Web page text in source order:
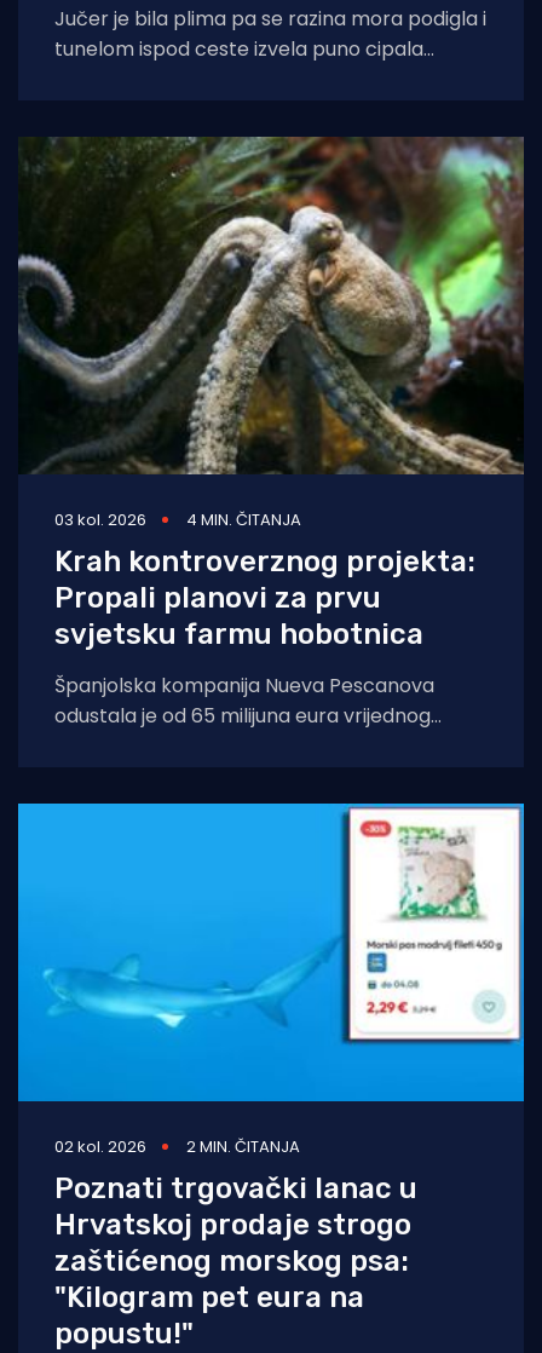
Jučer je bila plima pa se razina mora podigla i
tunelom ispod ceste izvela puno cipala
03 kol. 2026 4 MIN. ČITANJA
Krah kontroverznog projekta:
Propali planovi za prvu
svjetsku farmu hobotnica
Španjolska kompanija Nueva Pescanova
odustala je od 65 milijuna eura vrijednog
02 kol. 2026 2 MIN. ČITANJA
Poznati trgovački lanac u
Hrvatskoj prodaje strogo
zaštićenog morskog psa:
"Kilogram pet eura na
popustu!"